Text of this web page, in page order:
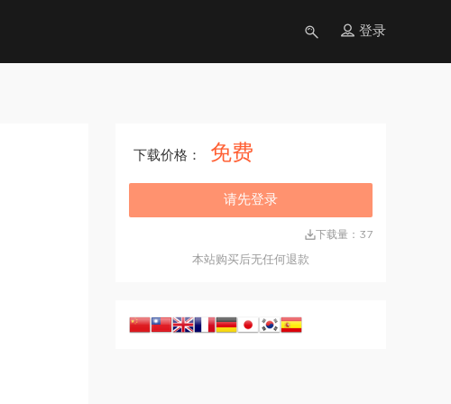
登录
下载价格： 免费
请先登录
下载量：37
本站购买后无任何退款